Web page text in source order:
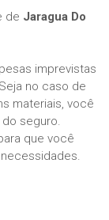
de Jaragua Do
imprevistas
no caso de
materiais, você
seguro.
que você